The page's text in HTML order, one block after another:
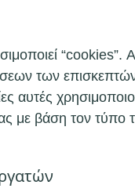
“cookies”.
των επισκεπτών
με βάση τον